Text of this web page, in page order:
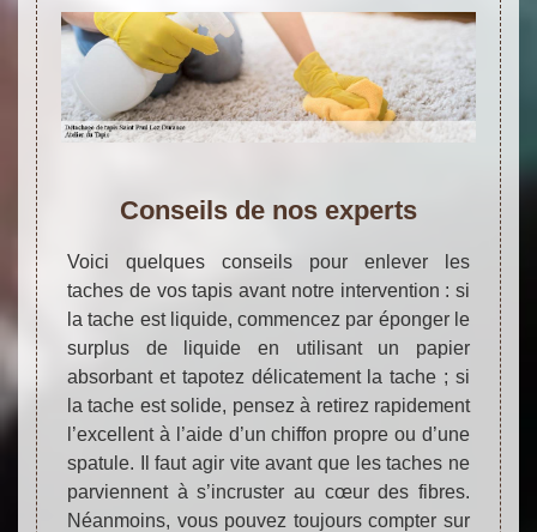
Conseils de nos experts
Voici quelques conseils pour enlever les
taches de vos tapis avant notre intervention : si
la tache est liquide, commencez par éponger le
surplus de liquide en utilisant un papier
absorbant et tapotez délicatement la tache ; si
la tache est solide, pensez à retirez rapidement
l’excellent à l’aide d’un chiffon propre ou d’une
spatule. Il faut agir vite avant que les taches ne
parviennent à s’incruster au cœur des fibres.
Néanmoins, vous pouvez toujours compter sur